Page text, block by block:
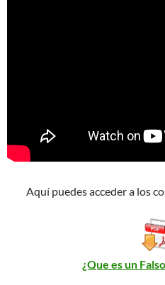
Aquí puedes acceder a los
¿Que es un